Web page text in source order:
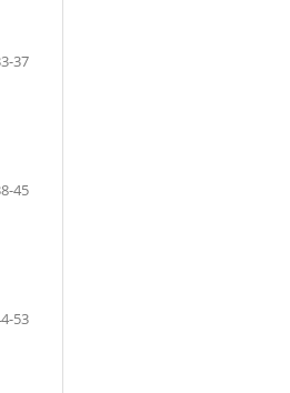
37
45
53